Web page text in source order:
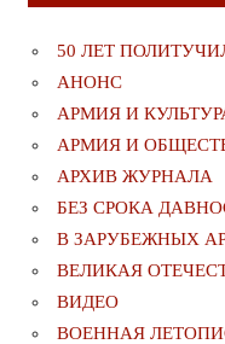
50 ЛЕТ
АНОНС
АРМИЯ И
АРМИЯ И
АРХИВ ЖУРНАЛА
БЕЗ СРОКА
В ЗАРУБЕЖНЫХ
ВЕЛИКАЯ
ВИДЕО
ВОЕННАЯ